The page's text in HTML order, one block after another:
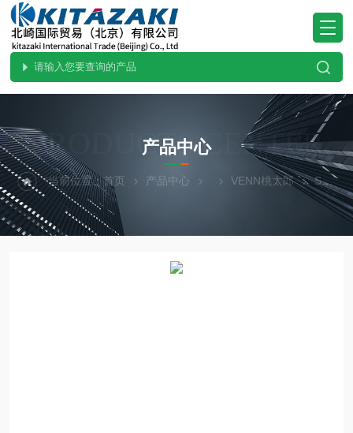
PRODUCTS CENTER
产品中心
当前位置：首页 产品中心 VENN桃太郎 SL37V-D25.北崎VENN桃太郎进口SL37V-D25安全溢流阀